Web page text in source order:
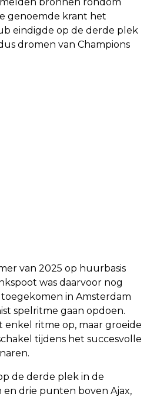
genoemde krant het
eindigde op de derde plek
dromen van Champions
van 2025 op huurbasis
was daarvoor nog
in Amsterdam
spelritme gaan opdoen.
enkel ritme op, maar groeide
tijdens het succesvolle
de derde plek in de
en drie punten boven Ajax,